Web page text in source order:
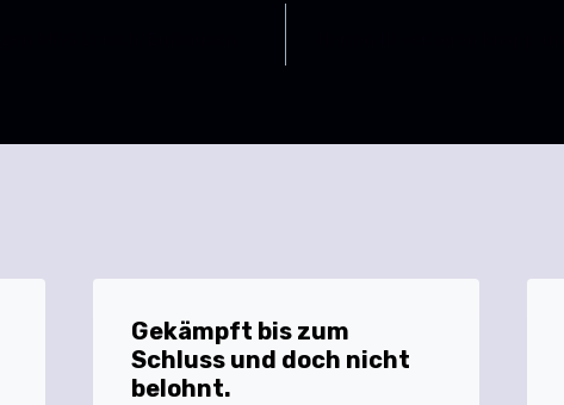
Gekämpft bis zum
Schluss und doch nicht
belohnt.